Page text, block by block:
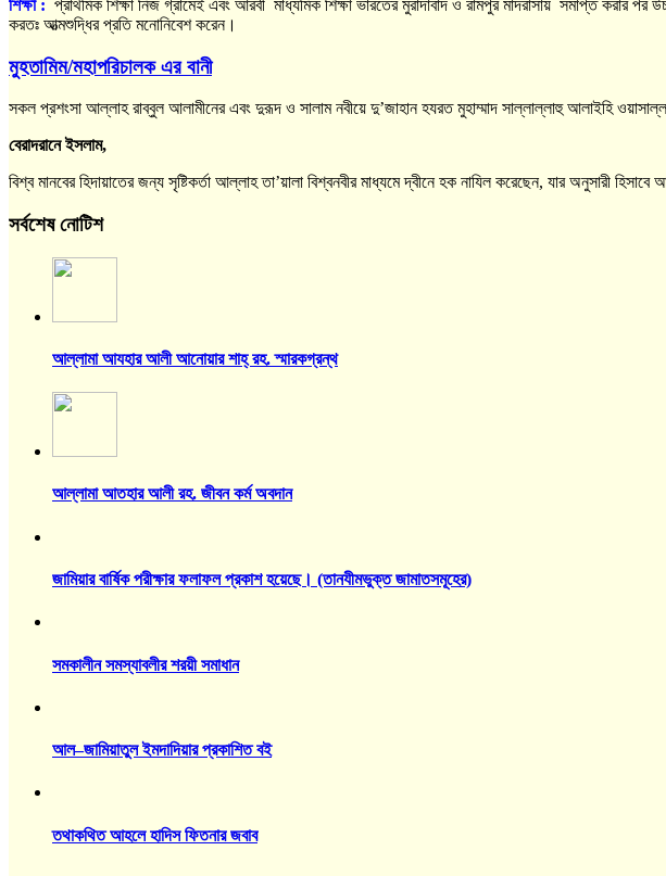
শিক্ষা: প্রাথমিক শিক্ষা নিজ গ্রামেই এবং আরবী মাধ্যমিক শিক্ষা ভারতের মুরাদাবাদ ও রামপুর মাদরাসায় সমাপ্ত করার পর
করতঃ আত্মশুদ্ধির প্রতি মনোনিবেশ করেন।
মুহতামিম/মহাপরিচালক এর বানী
সকল প্রশংসা আল্লাহ রাব্বুল আলামীনের এবং দুরূদ ও সালাম নবীয়ে দু’জাহান হযরত মুহাম্মাদ সাল্লাল্লাহু আলাইহি
বেরাদরানে ইসলাম,
বিশ্ব মানবের হিদায়াতের জন্য সৃষ্টিকর্তা আল্লাহ তা’য়ালা বিশ্বনবীর মাধ্যমে দ্বীনে হক নাযিল করেছেন, যার
সর্বশেষ নোটিশ
আল্লামা আযহার আলী আনোয়ার শাহ্‌ রহ. স্মারকগ্রন্থ
আল্লামা আতহার আলী রহ. জীবন কর্ম অবদান
জামিয়ার বার্ষিক পরীক্ষার ফলাফল প্রকাশ হয়েছে। (তানযীমভুক্ত জামাতসমূহের)
সমকালীন সমস্যাবলীর শরয়ী সমাধান
আল–জামিয়াতুল ইমদাদিয়ার প্রকাশিত বই
তথাকথিত আহলে হাদিস ফিতনার জবাব